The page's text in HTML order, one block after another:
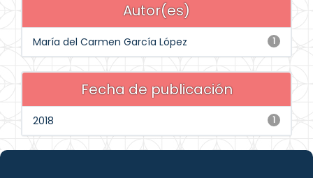
Autor(es)
1
María del Carmen García López
Fecha de publicación
1
2018